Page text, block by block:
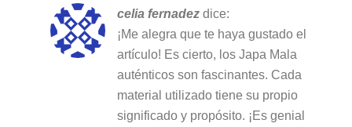
celia fernadez dice:
¡Me alegra que te haya gustado el
artículo! Es cierto, los Japa Mala
auténticos son fascinantes. Cada
material utilizado tiene su propio
significado y propósito. ¡Es genial